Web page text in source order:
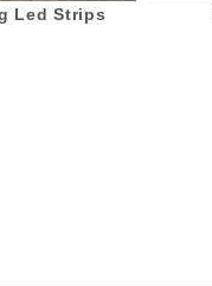
Led Strips